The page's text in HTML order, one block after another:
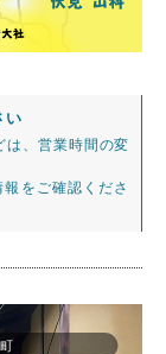
い
は、営業時間の変
をご確認くださ